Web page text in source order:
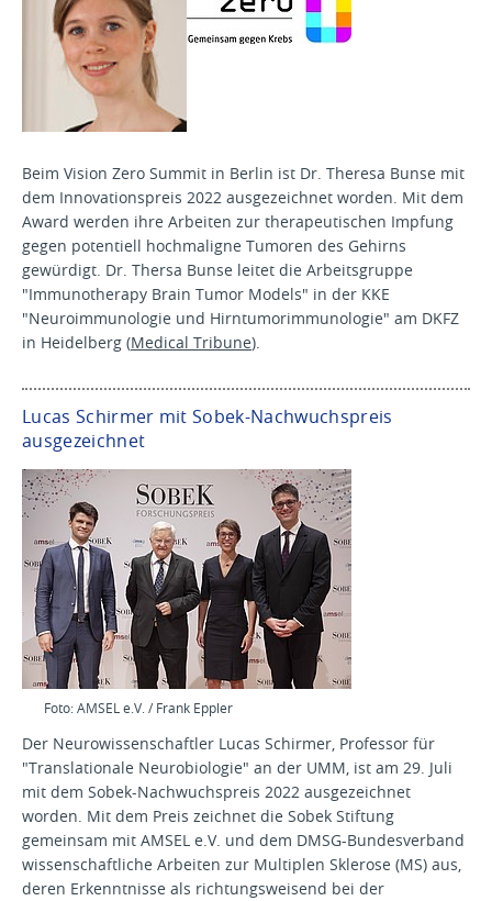
Beim Vision Zero Summit in Berlin ist Dr. Theresa Bunse mit
dem Innovationspreis 2022 ausgezeichnet worden. Mit dem
Award werden ihre Arbeiten zur therapeutischen Impfung
gegen potentiell hochmaligne Tumoren des Gehirns
gewürdigt. Dr. Thersa Bunse leitet die Arbeitsgruppe
"Immunotherapy Brain Tumor Models" in der KKE
"Neuroimmunologie und Hirntumorimmunologie" am DKFZ
in Heidelberg (Medical Tribune).
Lucas Schirmer mit Sobek-Nachwuchspreis
ausgezeichnet
Foto: AMSEL e.V. / Frank Eppler
Der Neurowissenschaftler Lucas Schirmer, Professor für
"Translationale Neurobiologie" an der UMM, ist am 29. Juli
mit dem Sobek-Nachwuchspreis 2022 ausgezeichnet
worden. Mit dem Preis zeichnet die Sobek Stiftung
gemeinsam mit AMSEL e.V. und dem DMSG-Bundesverband
wissenschaftliche Arbeiten zur Multiplen Sklerose (MS) aus,
deren Erkenntnisse als richtungsweisend bei der